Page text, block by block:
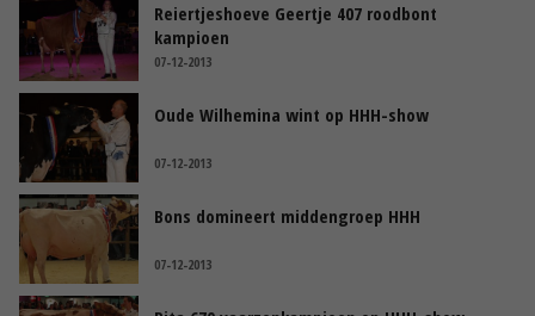
Reiertjeshoeve Geertje 407 roodbont
kampioen
07-12-2013
Oude Wilhemina wint op HHH-show
07-12-2013
Bons domineert middengroep HHH
07-12-2013